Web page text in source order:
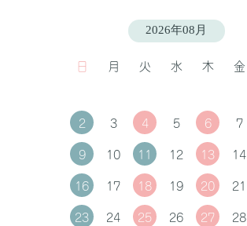
2026年08月
日 月 火 水 木 金
2
3 4 5 6 7
9
10 11 12 13 14
16
17 18 19 20 21
23
24 25 26 27 28